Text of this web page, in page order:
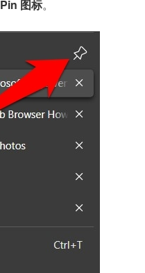
Pin 图标。